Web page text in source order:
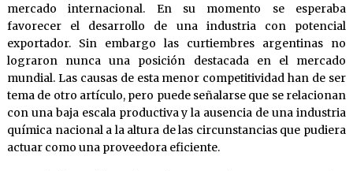
mercado internacional. En su momento se esperaba
favorecer el desarrollo de una industria con potencial
exportador. Sin embargo las curtiembres argentinas no
lograron nunca una posición destacada en el mercado
mundial. Las causas de esta menor competitividad han de ser
tema de otro artículo, pero puede señalarse que se relacionan
con una baja escala productiva y la ausencia de una industria
química nacional a la altura de las circunstancias que pudiera
actuar como una proveedora eficiente.